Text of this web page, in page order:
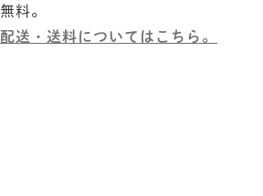
配送・送料についてはこちら。